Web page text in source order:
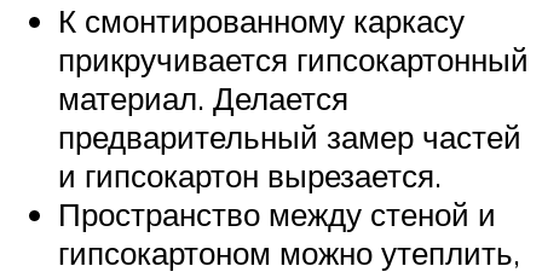
К смонтированному каркасу
прикручивается гипсокартонный
материал. Делается
предварительный замер частей
и гипсокартон вырезается.
Пространство между стеной и
гипсокартоном можно утеплить,